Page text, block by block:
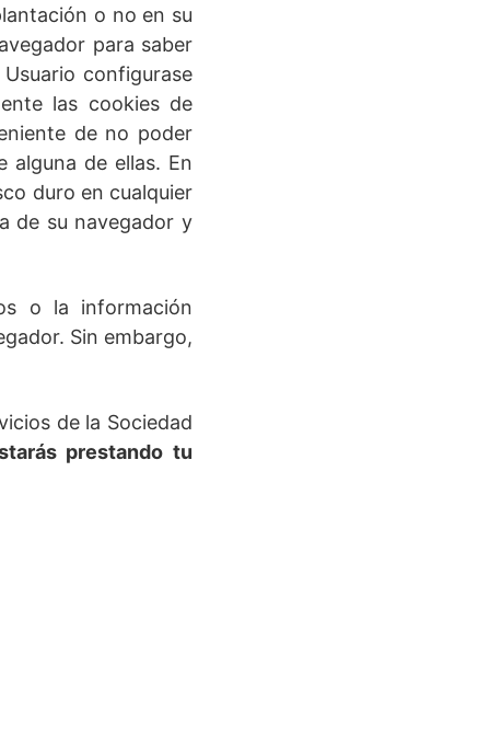
o no en su
para saber
configurase
las cookies de
de no poder
alguna de ellas. En
duro en cualquier
de su navegador y
o la información
Sin embargo,
de la Sociedad
prestando tu